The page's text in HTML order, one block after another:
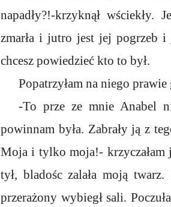
napadły?!-krzyknął
zmarła i jutro jest jej pogrzeb i
chcesz powiedzieć kto to był.
Popatrzyłam na niego
-To prze ze mnie Anabel
powinnam była. Zabrały ją z
Moja i tylko moja!- krzyczałam
tył, bladośc zalała moją
przerażony wybiegł sali.